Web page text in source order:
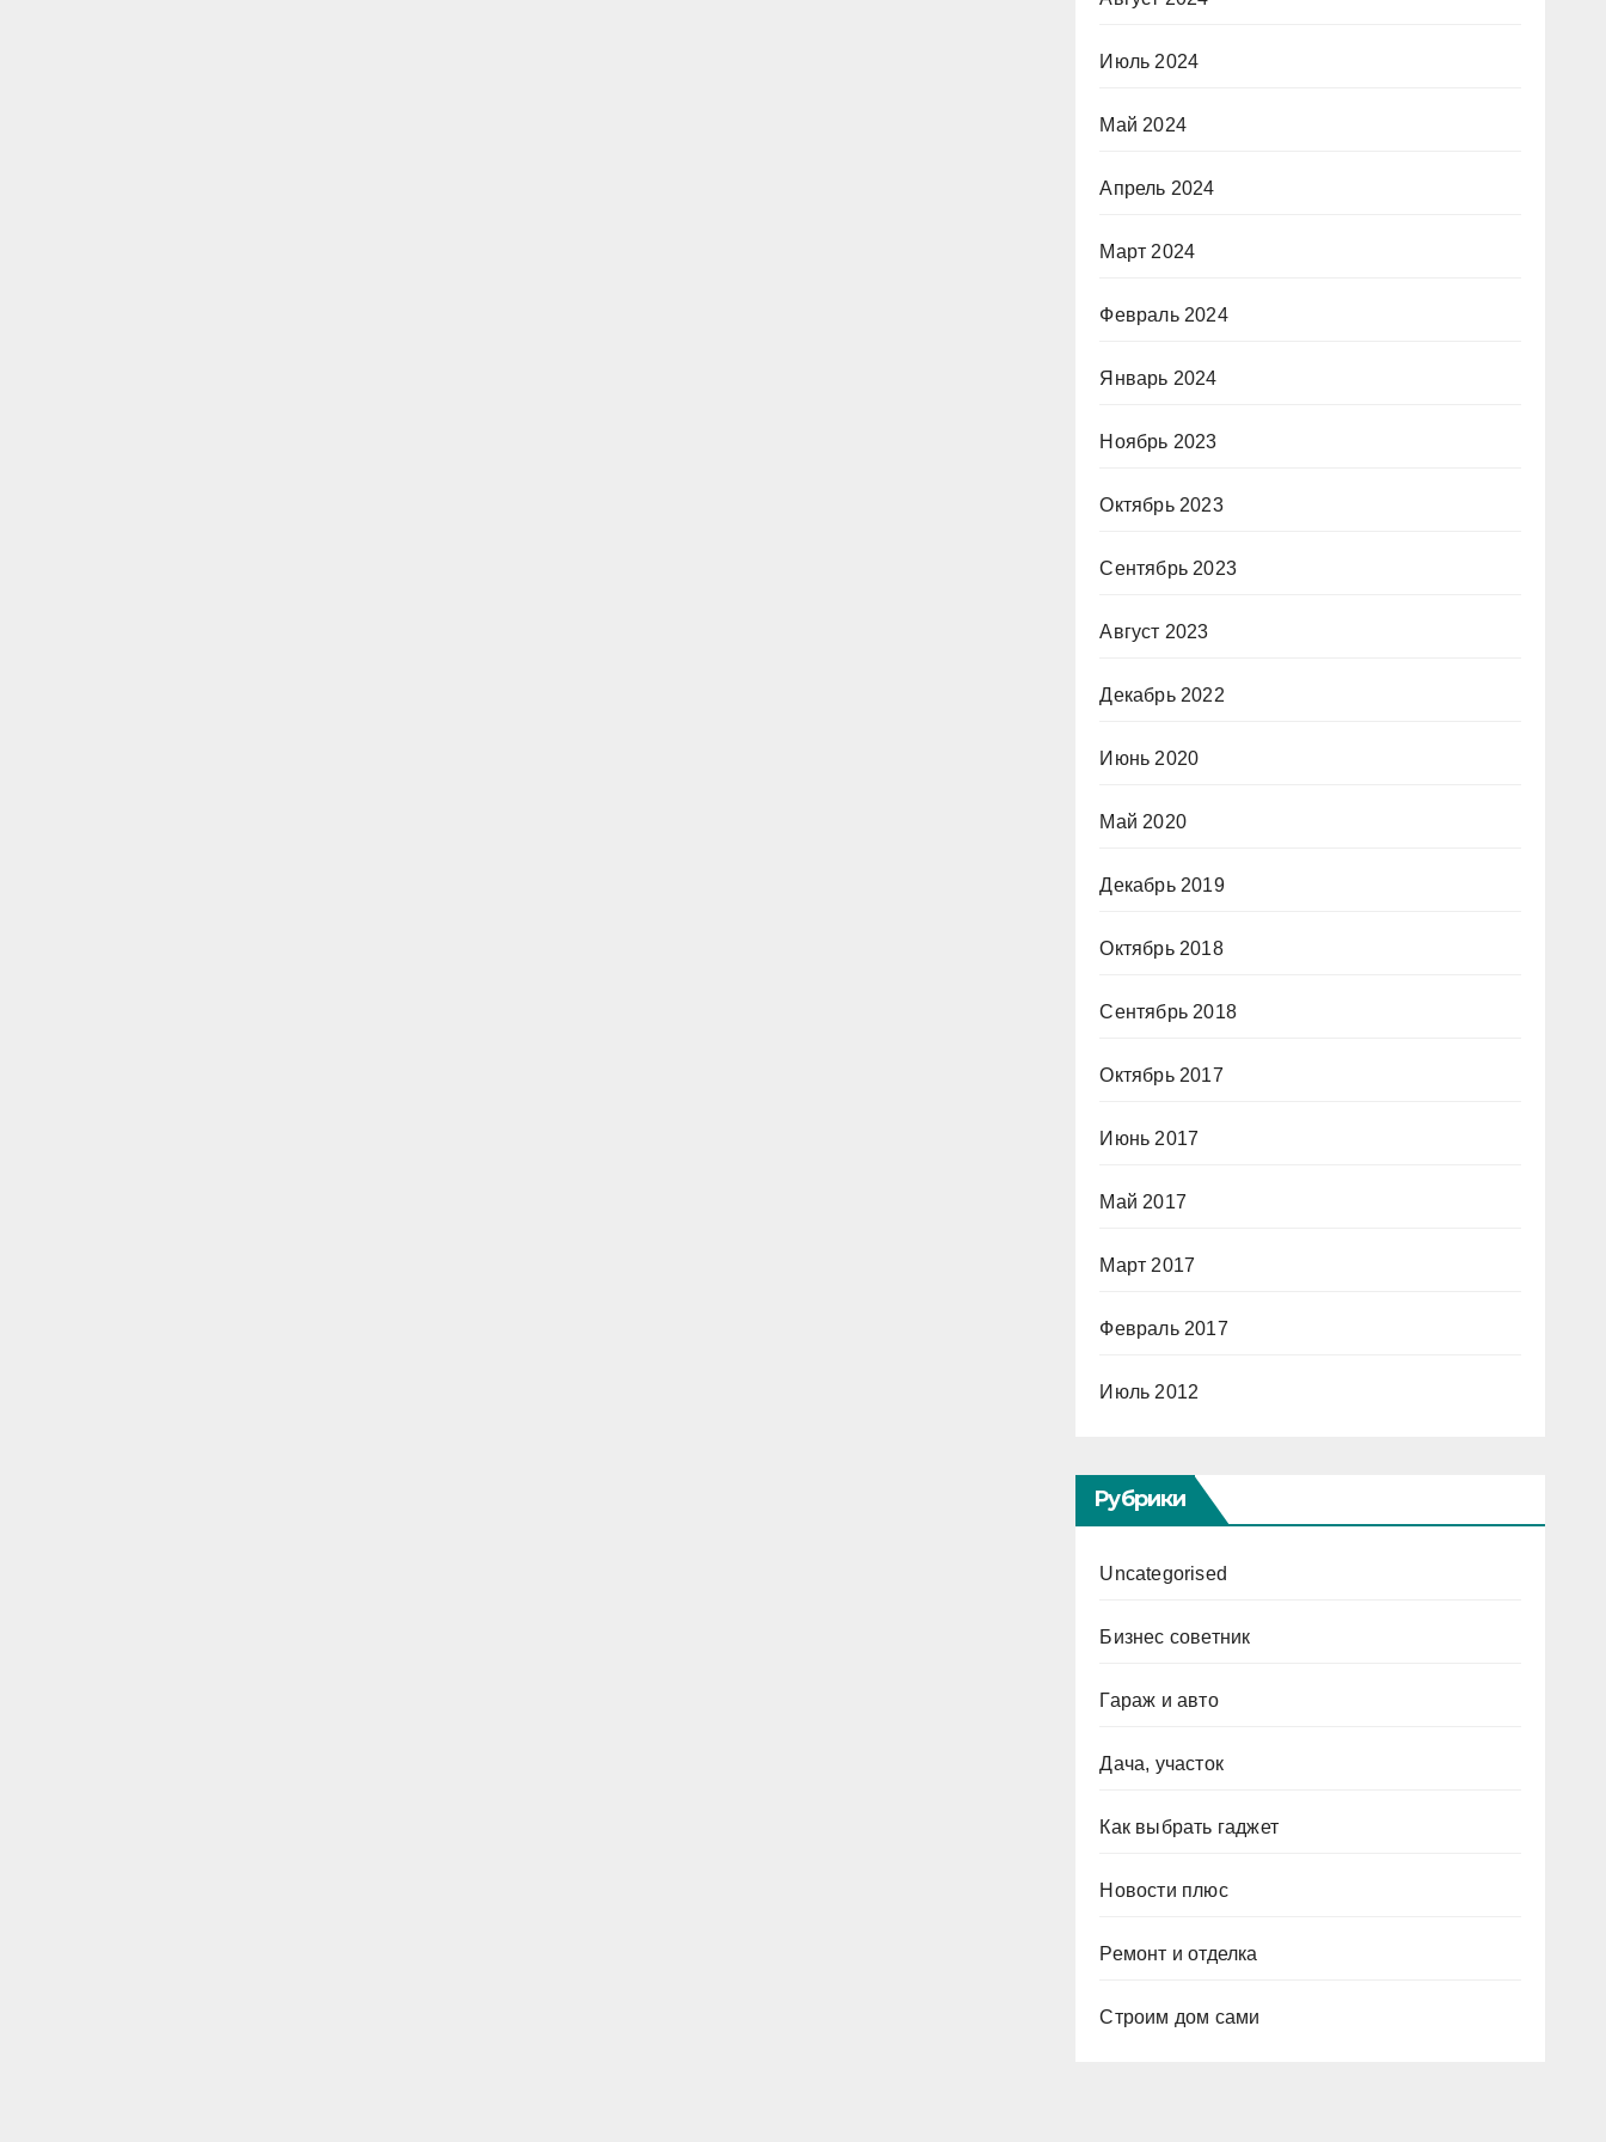
Июль 2024
Май 2024
Апрель 2024
Март 2024
Февраль 2024
Январь 2024
Ноябрь 2023
Октябрь 2023
Сентябрь 2023
Август 2023
Декабрь 2022
Июнь 2020
Май 2020
Декабрь 2019
Октябрь 2018
Сентябрь 2018
Октябрь 2017
Июнь 2017
Май 2017
Март 2017
Февраль 2017
Июль 2012
Рубрики
Uncategorised
Бизнес советник
Гараж и авто
Дача, участок
Как выбрать гаджет
Новости плюс
Ремонт и отделка
Строим дом сами